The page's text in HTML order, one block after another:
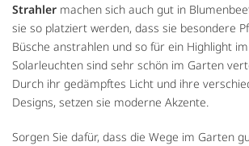
Strahler machen sich auch gut in
sie so platziert werden, dass sie besondere
Büsche anstrahlen und so für ein Highlight
Solarleuchten sind sehr schön im Garten
Durch ihr gedämpftes Licht und ihre
Designs, setzen sie moderne Akzente.
Sorgen Sie dafür, dass die Wege im Garten